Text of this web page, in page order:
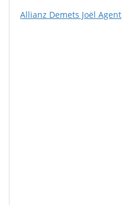
Allianz Demets Joël Agent